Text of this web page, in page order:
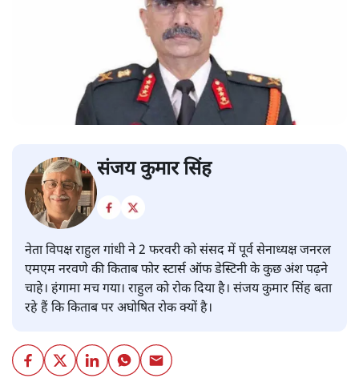
संजय कुमार सिंह
नेता विपक्ष राहुल गांधी ने 2 फरवरी को संसद में पूर्व सेनाध्यक्ष जनरल
एमएम नरवणे की किताब फोर स्टार्स ऑफ डेस्टिनी के कुछ अंश पढ़ने
चाहे। हंगामा मच गया। राहुल को रोक दिया है। संजय कुमार सिंह बता
रहे हैं कि किताब पर अघोषित रोक क्यों है।